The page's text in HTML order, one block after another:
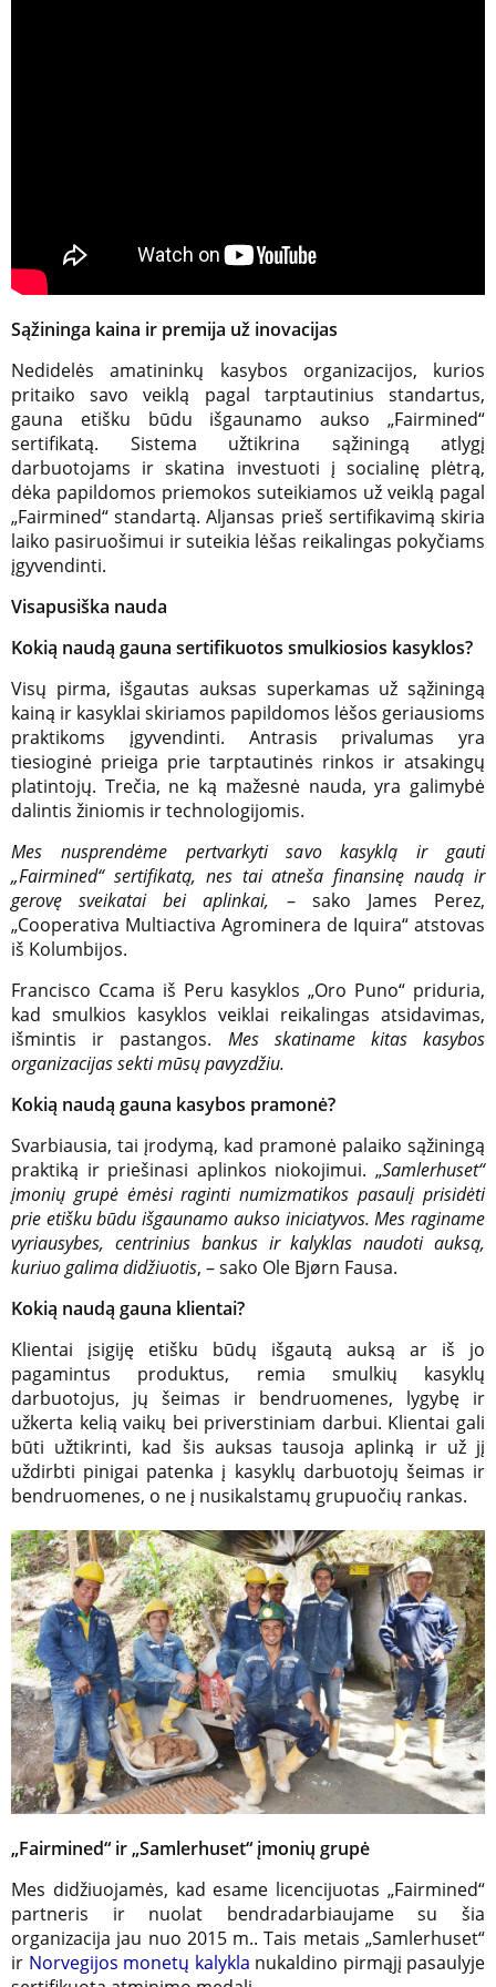
Sąžininga kaina ir premija už inovacijas
Nedidelės amatininkų kasybos organizacijos, kurios
pritaiko savo veiklą pagal tarptautinius standartus,
gauna etišku būdu išgaunamo aukso „Fairmined“
sertifikatą. Sistema užtikrina sąžiningą atlygį
darbuotojams ir skatina investuoti į socialinę plėtrą,
dėka papildomos priemokos suteikiamos už veiklą pagal
„Fairmined“ standartą. Aljansas prieš sertifikavimą skiria
laiko pasiruošimui ir suteikia lėšas reikalingas pokyčiams
įgyvendinti.
Visapusiška nauda
Kokią naudą gauna sertifikuotos smulkiosios kasyklos?
Visų pirma, išgautas auksas superkamas už sąžiningą
kainą ir kasyklai skiriamos papildomos lėšos geriausioms
praktikoms įgyvendinti. Antrasis privalumas yra
tiesioginė prieiga prie tarptautinės rinkos ir atsakingų
platintojų. Trečia, ne ką mažesnė nauda, yra galimybė
dalintis žiniomis ir technologijomis.
Mes nusprendėme pertvarkyti savo kasyklą ir gauti
„Fairmined“ sertifikatą, nes tai atneša finansinę naudą ir
gerovę sveikatai bei aplinkai, – sako James Perez,
„Cooperativa Multiactiva Agrominera de Iquira“ atstovas
iš Kolumbijos.
Francisco Ccama iš Peru kasyklos „Oro Puno“ priduria,
kad smulkios kasyklos veiklai reikalingas atsidavimas,
išmintis ir pastangos. Mes skatiname kitas kasybos
organizacijas sekti mūsų pavyzdžiu.
Kokią naudą gauna kasybos pramonė?
Svarbiausia, tai įrodymą, kad pramonė palaiko sąžiningą
praktiką ir priešinasi aplinkos niokojimui. „Samlerhuset“
įmonių grupė ėmėsi raginti numizmatikos pasaulį prisidėti
prie etišku būdu išgaunamo aukso iniciatyvos. Mes raginame
vyriausybes, centrinius bankus ir kalyklas naudoti auksą,
kuriuo galima didžiuotis, – sako Ole Bjørn Fausa.
Kokią naudą gauna klientai?
Klientai įsigiję etišku būdų išgautą auksą ar iš jo
pagamintus produktus, remia smulkių kasyklų
darbuotojus, jų šeimas ir bendruomenes, lygybę ir
užkerta kelią vaikų bei priverstiniam darbui. Klientai gali
būti užtikrinti, kad šis auksas tausoja aplinką ir už jį
uždirbti pinigai patenka į kasyklų darbuotojų šeimas ir
bendruomenes, o ne į nusikalstamų grupuočių rankas.
„Fairmined“ ir „Samlerhuset“ įmonių grupė
Mes didžiuojamės, kad esame licencijuotas „Fairmined“
partneris ir nuolat bendradarbiaujame su šia
organizacija jau nuo 2015 m.. Tais metais „Samlerhuset“
ir Norvegijos monetų kalykla nukaldino pirmąjį pasaulyje